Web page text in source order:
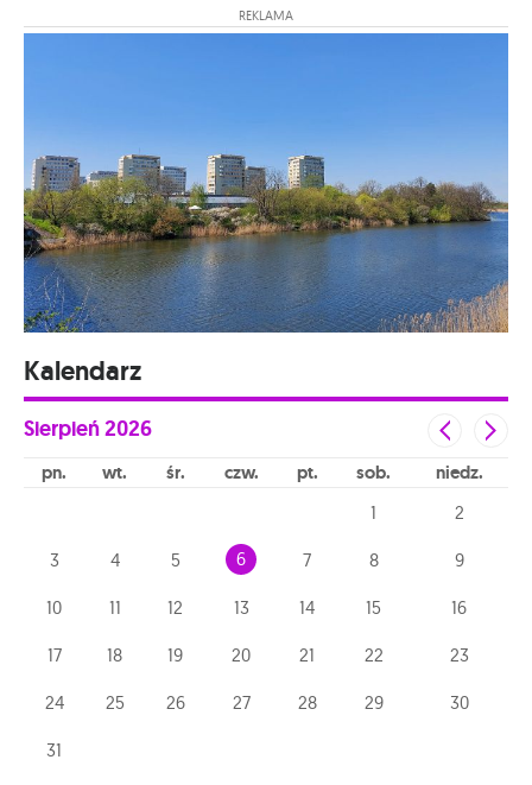
REKLAMA
Kalendarz
Sierpień2026
pn wt śr czw pt sob niedz
1 2
3 4 5 6 7 8 9
10 11 12 13 14 15 16
17 18 19 20 21 22 23
24 25 26 27 28 29 30
31